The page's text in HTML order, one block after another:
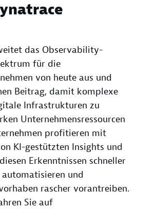
das Observability-
für die
von heute aus und
Beitrag, damit komplexe
Infrastrukturen zu
Unternehmensressourcen
profitieren mit
KI-gestützten Insights und
Erkenntnissen schneller
und
rascher vorantreiben.
Sie auf